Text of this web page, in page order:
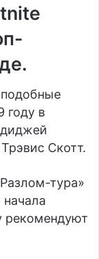
году в
Скотт.
тура»
рекомендуют